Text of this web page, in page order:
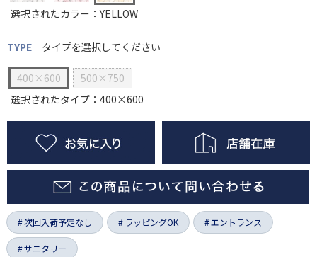
選択されたカラー：YELLOW
TYPE タイプを選択してください
400×600
500×750
選択されたタイプ：400×600
次回入荷予定なし ラッピングOK エントランス
サニタリー